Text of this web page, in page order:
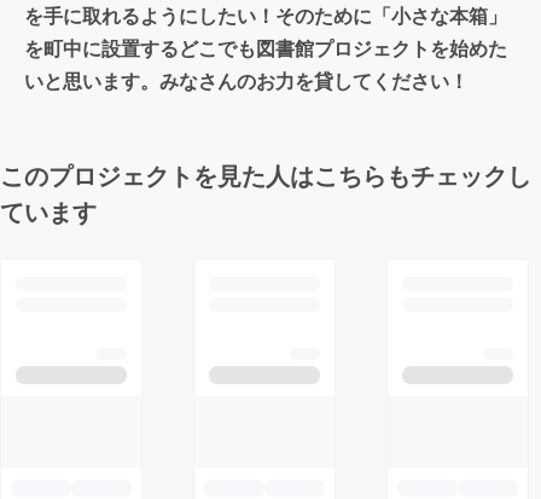
を手に取れるようにしたい！そのために「小さな本箱」
を町中に設置するどこでも図書館プロジェクトを始めた
いと思います。みなさんのお力を貸してください！
このプロジェクトを見た人はこちらもチェックし
ています